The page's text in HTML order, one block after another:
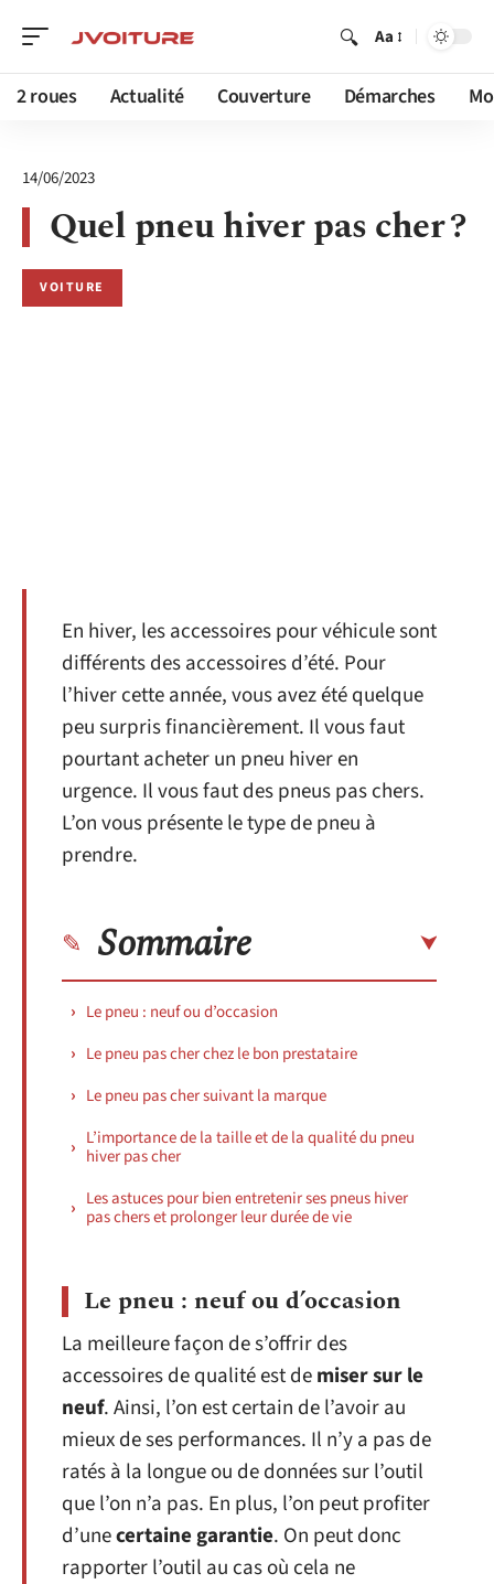
Aa
2 roues Actualité Couverture Démarches
14/06/2023
Quel pneu hiver pas cher ?
VOITURE
En hiver, les accessoires pour véhicule sont
différents des accessoires d’été. Pour
l’hiver cette année, vous avez été quelque
peu surpris financièrement. Il vous faut
pourtant acheter un pneu hiver en
urgence. Il vous faut des pneus pas chers.
L’on vous présente le type de pneu à
prendre.
Sommaire
Le pneu : neuf ou d’occasion
Le pneu pas cher chez le bon prestataire
Le pneu pas cher suivant la marque
L’importance de la taille et de la qualité du pneu
hiver pas cher
Les astuces pour bien entretenir ses pneus hiver
pas chers et prolonger leur durée de vie
Le pneu : neuf ou d’occasion
La meilleure façon de s’offrir des
accessoires de qualité est demiser sur le
neuf. Ainsi, l’on est certain de l’avoir au
mieux de ses performances. Il n’y a pas de
ratés à la longue ou de données sur l’outil
que l’on n’a pas. En plus, l’on peut profiter
d’unecertaine garantie. On peut donc
rapporter l’outil au cas où cela ne